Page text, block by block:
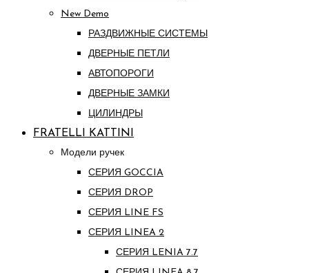
New Demo
РАЗДВИЖНЫЕ СИСТЕМЫ
ДВЕРНЫЕ ПЕТЛИ
АВТОПОРОГИ
ДВЕРНЫЕ ЗАМКИ
ЦИЛИНДРЫ
FRATELLI KATTINI
Модели ручек
СЕРИЯ GOCCIA
СЕРИЯ DROP
СЕРИЯ LINE FS
СЕРИЯ LINEA 2
СЕРИЯ LENIA 7.7